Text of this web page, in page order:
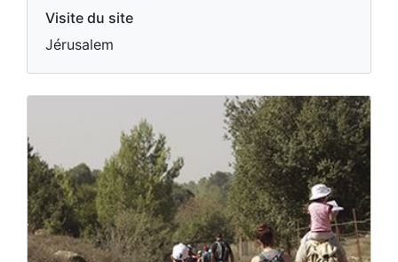
Visite du site
Jérusalem